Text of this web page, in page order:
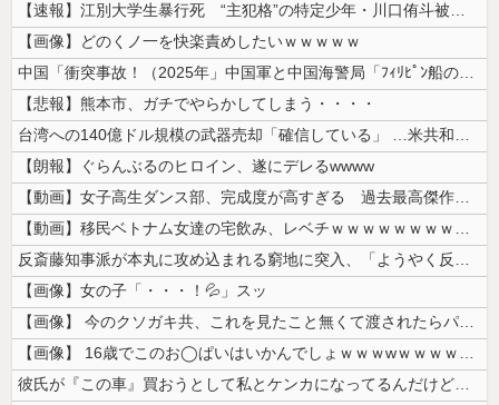
【速報】江別大学生暴行死 “主犯格”の特定少年・川口侑斗被告に「無期懲...
【画像】どのくノ一を快楽責めしたいｗｗｗｗｗ
中国「衝突事故！（2025年」中国軍と中国海警局「ﾌｨﾘﾋﾟﾝ船の追跡...
【悲報】熊本市、ガチでやらかしてしまう・・・・
台湾への140億ドル規模の武器売却「確信している」 …米共和党重鎮、マ...
【朗報】ぐらんぶるのヒロイン、遂にデレるwwww
【動画】女子高生ダンス部、完成度が高すぎる 過去最高傑作と話題にｗｗｗ...
【動画】移民ベトナム女達の宅飲み、レベチｗｗｗｗｗｗｗｗｗｗｗｗｗｗｗ...
反斎藤知事派が本丸に攻め込まれる窮地に突入、「ようやく反撃のターンやね...
【画像】女の子「・・・！💦」スッ
【画像】 今のクソガキ共、これを見たこと無くて渡されたらパニクるらしい...
【画像】 16歳でこのお◯ぱいはいかんでしょｗｗｗwｗｗｗｗｗｗｗｗ❤
彼氏が『この車』買おうとして私とケンカになってるんだけどｗｗｗｗｗｗ